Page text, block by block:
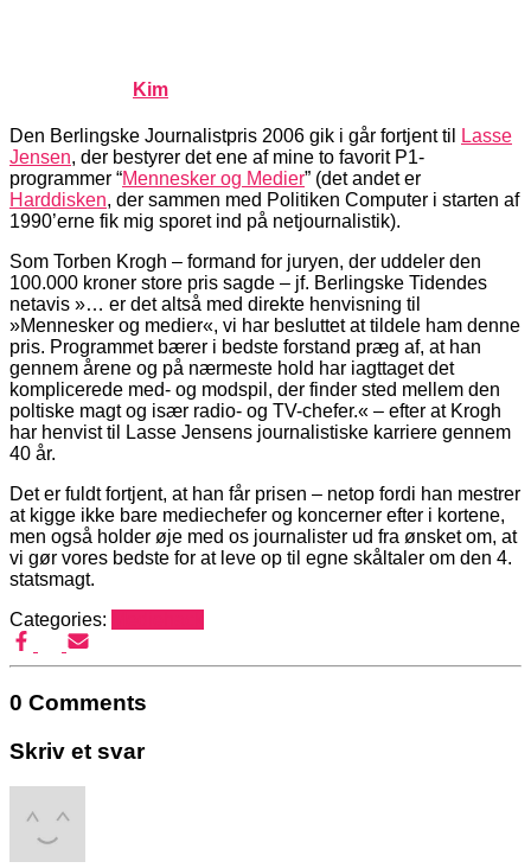
Kim
Den Berlingske Journalistpris 2006 gik i går fortjent til
Lasse
Jensen, der bestyrer det ene af mine to favorit P1-
programmer “Mennesker og Medier” (det andet er
Harddisken, der sammen med Politiken Computer i starten af
1990’erne fik mig sporet ind på netjournalistik).
Som Torben Krogh – formand for juryen, der uddeler den
100.000 kroner store pris sagde – jf. Berlingske Tidendes
netavis »… er det altså med direkte henvisning til
»Mennesker og medier«, vi har besluttet at tildele ham denne
pris. Programmet bærer i bedste forstand præg af, at han
gennem årene og på nærmeste hold har iagttaget det
komplicerede med- og modspil, der finder sted mellem den
poltiske magt og især radio- og TV-chefer.« – efter at Krogh
har henvist til Lasse Jensens journalistiske karriere gennem
40 år.
Det er fuldt fortjent, at han får prisen – netop fordi han mestrer
at kigge ikke bare mediechefer og koncerner efter i kortene,
men også holder øje med os journalister ud fra ønsket om, at
vi gør vores bedste for at leve op til egne skåltaler om den 4.
statsmagt.
Categories:
0 Comments
Skriv et svar